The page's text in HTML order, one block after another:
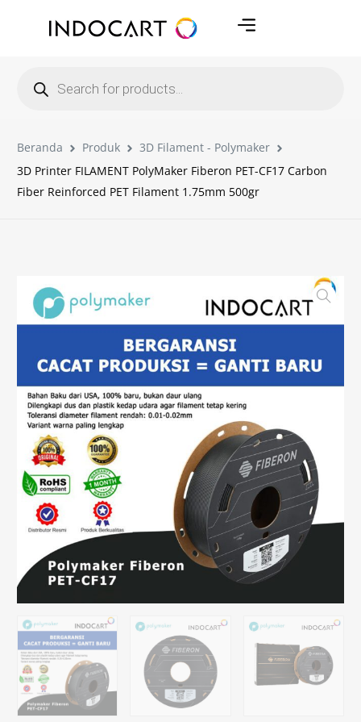
Beranda Produk
3D Filament - Polymaker
3D Printer FILAMENT PolyMaker Fiberon PET-CF17 Carbon
Fiber Reinforced PET Filament 1.75mm 500gr